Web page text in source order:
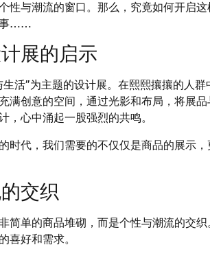
性与潮流的窗口。那么，究竟如何开启
事……
展的启示
活”为主题的设计展。在熙熙攘攘的人
满创意的空间，通过光影和布局，将展
心中涌起一股强烈的共鸣。
时代，我们需要的不仅仅是商品的展示
交织
简单的商品堆砌，而是个性与潮流的交
好和需求。